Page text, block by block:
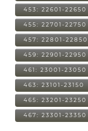
453: 22601-22650
455: 22701-22750
457: 22801-22850
459: 22901-22950
461: 23001-23050
463: 23101-23150
465: 23201-23250
467: 23301-23350